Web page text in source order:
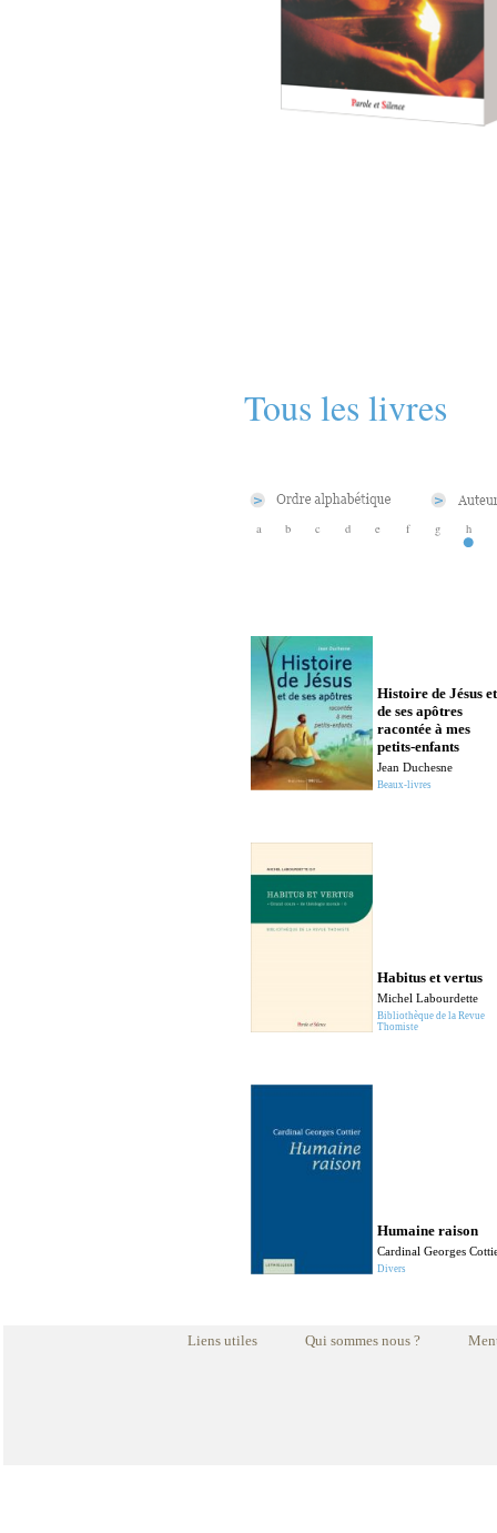
Tous les livres
a b c d e f g h
Histoire de Jésus et
de ses apôtres
racontée à mes
petits-enfants
Jean Duchesne
Beaux-livres
Habitus et vertus
Michel Labourdette
Bibliothèque de la Revue
Thomiste
Humaine raison
Cardinal Georges
Divers
Liens utiles Qui sommes nous ?